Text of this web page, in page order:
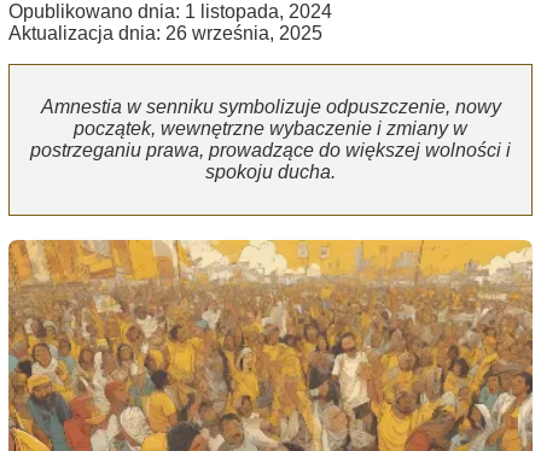
Opublikowano dnia: 1 listopada, 2024
Aktualizacja dnia: 26 września, 2025
Amnestia w senniku symbolizuje odpuszczenie, nowy
początek, wewnętrzne wybaczenie i zmiany w
postrzeganiu prawa, prowadzące do większej wolności i
spokoju ducha.